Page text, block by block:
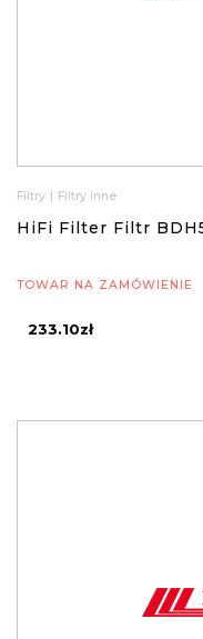
Filtry | Filtry inne
HiFi Filter Filtr
TOWAR NA ZAMÓWIENIE
233.10zł